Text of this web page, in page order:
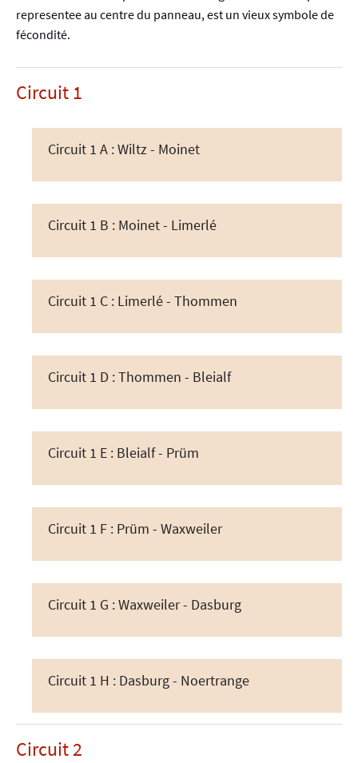
representee au centre du panneau, est un vieux symbole de
fécondité.
Circuit 1
Circuit 1 A : Wiltz - Moinet
Circuit 1 B : Moinet - Limerlé
Circuit 1 C : Limerlé - Thommen
Circuit 1 D : Thommen - Bleialf
Circuit 1 E : Bleialf - Prüm
Circuit 1 F : Prüm - Waxweiler
Circuit 1 G : Waxweiler - Dasburg
Circuit 1 H : Dasburg - Noertrange
Circuit 2